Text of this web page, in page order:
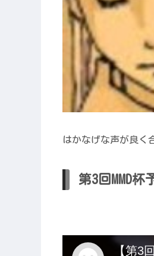
はかなげな声が良く
第3回MMD杯